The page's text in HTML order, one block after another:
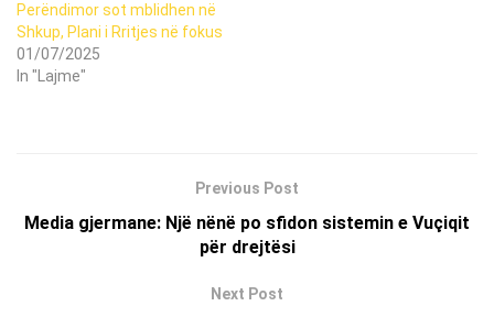
Perëndimor sot mblidhen në
Shkup, Plani i Rritjes në fokus
01/07/2025
In "Lajme"
Previous Post
Media gjermane: Një nënë po sfidon sistemin e Vuçiqit
për drejtësi
Next Post